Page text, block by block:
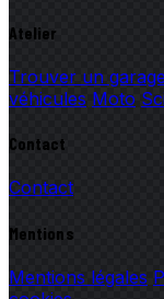
Atelier
Trouver un garage
véhicules Moto
Contact
Contact
Mentions
Mentions légales